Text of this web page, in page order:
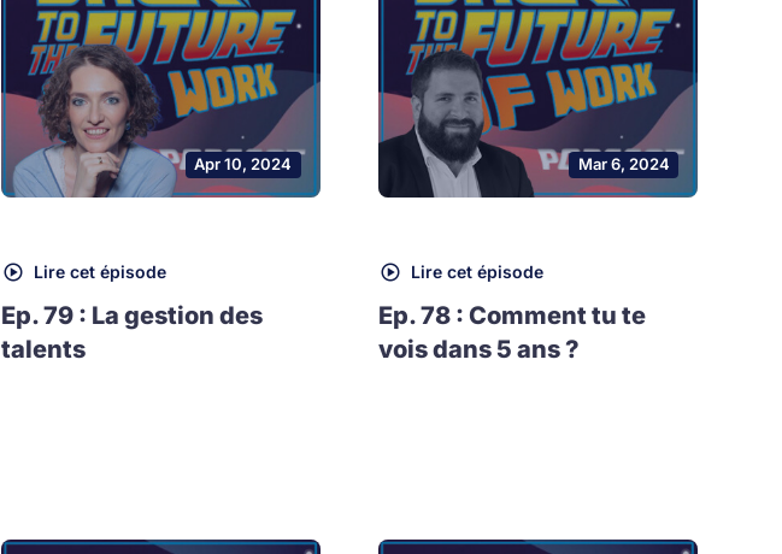
Apr 10, 2024
Lire cet épisode
Ep. 79 : La gestion des
talents
Mar 6, 2024
Lire cet épisode
Ep. 78 : Comment tu te
vois dans 5 ans ?